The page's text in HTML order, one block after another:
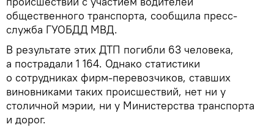
общественного транспорта, сообщила пресс-
служба ГУОБДД МВД.
В результате этих ДТП погибли 63 человека,
а пострадали 1 164. Однако статистики
о сотрудниках фирм-перевозчиков, ставших
виновниками таких происшествий, нет ни у
столичной мэрии, ни у Министерства транспорта
и дорог.